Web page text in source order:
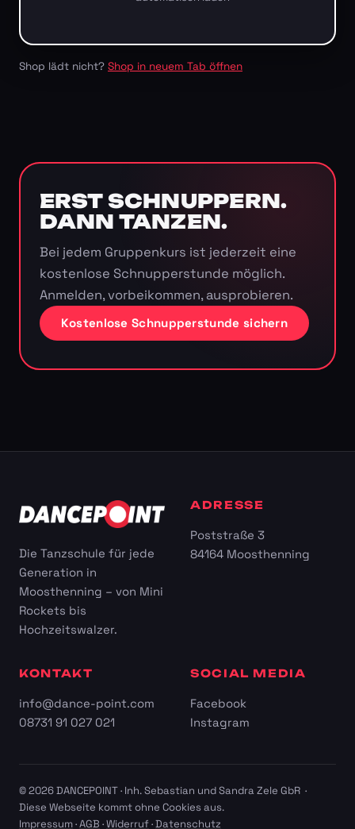
Shop lädt nicht? Shop in neuem Tab öffnen
ERST SCHNUPPERN.
DANN TANZEN.
Bei jedem Gruppenkurs ist jederzeit eine
kostenlose Schnupperstunde möglich.
Anmelden, vorbeikommen, ausprobieren.
Kostenlose Schnupperstunde sichern
Die Tanzschule für jede
Generation in
Moosthenning – von Mini
Rockets bis
Hochzeitswalzer.
ADRESSE
Poststraße 3
84164 Moosthenning
KONTAKT
info@dance-point.com
08731 91 027 021
SOCIAL MEDIA
Facebook
Instagram
© 2026 DANCEPOINT · Inh. Sebastian und Sandra Zele GbR ·
Diese Webseite kommt ohne Cookies aus.
Impressum·AGB ·Widerruf·Datenschutz